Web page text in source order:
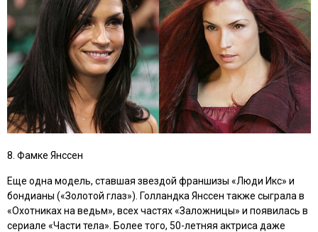
8. Фамке Янссен
Еще одна модель, ставшая звездой франшизы «Люди Икс» и
бондианы («Золотой глаз»). Голландка Янссен также сыграла в
«Охотниках на ведьм», всех частях«Заложницы» и появилась в
сериале «Части тела» . Более того, 50-летняя актриса даже